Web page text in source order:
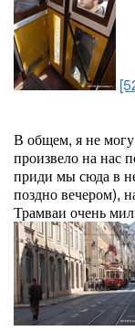
В общем, я не могу
произвело на нас
приди мы сюда в
поздно вечером),
Трамваи очень